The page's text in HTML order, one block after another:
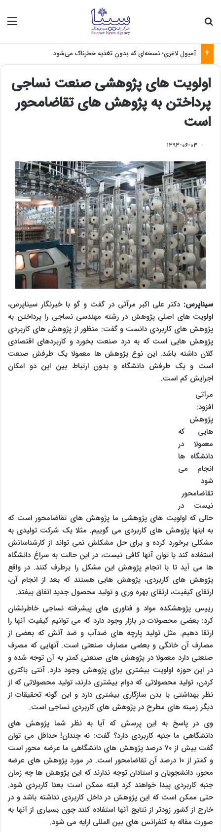
آمپول لاغری؛ نسخه‌ای که بدون تغذیه خطرناک می‌شود
اولویت های پژوهشی صنعت نساجی
پرداختن به پژوهش های تقاضامحور
است
۱۳۹۳-۰۶-۰۳
سیناپرس: دکتر علی اکبر مرآتی در گفت و گو با خبرنگار سیناپرس،
اولویت های اصلی پژوهش در رشته مهندسی نساجی را پرداختن به
پژوهش های کاربردی دانست و گفت: منظور از پژوهش های کاربردی
پژوهش هایی است که به درد صنعت بخورد و کاربردهای اقتصادی
کلان داشته باشد. این نوع پژوهش ها معمولا یک طرفش صنعت
است و یک طرفش دانشگاه و بدون ارتباط بین این دو امکان
اجرایش کم است.
مرآتی
افزود:
پژوهش
هایی که
معمولا در
دانشگاه ها
انجام می
شود
تقاضامحور
نیست در
حالی که اولویت های پژوهشی ما پژوهش های تقاضامحور است که
به اینها پژوهش های کاربردی می گوییم. مثلا یک شرکت تولیدی به
مشکلی برخورد کرده و برای حل مشکلش نمی تواند از کارشناسانش
استفاده کند یا توان آنها کافی نیست، در این حالت به سراغ دانشگاه
ها می آید تا با انجام پژوهش این مشکل را برطرف کنند. در واقع
پژوهش های کاربردی، پژوهش هایی هستند که بعد از انجام آن،
ارتقای کیفیت، ارتقای بهره وری و تولید محصول جدید اتفاق بیفتد.
رییس پژوهشکده مواد و فناوری های پیشرفته نساجی خاطرنشان
کرد: بعضی محصولات در بازار وجود دارد که می توانیم کیفیت آنها را
ارتقا دهیم. مثل تولید پارچه های ضدآب و ضد آتش که بعضی از
مصارف آن خانگی و بعضی مصارف صنعتی است. آنهایی که مصرف
صنعتی دارد معمولا در پژوهش های صنعتی کمتر به آن توجه شده و
در این حوزه اولویت بیشتری برای پژوهش وجود دارد. آنتی باکتری
کردن، تولید محصولاتی که دوام بیشتری دارند، تولید محصولاتی که از
نظر بهداشتی با بدن سازگاری بیشتری دارد و این گونه تحقیقات از
دیگر زمینه های مطرح در پژوهش های کاربردی نساجی است.
وی در پاسخ به این پرسش که آیا به نظر شما پژوهش های
دانشگاهی ما جنبه کاربردی دارد؟ گفت: نه چندان! حداقل می توان
گفت بیش از ۷۰ درصد پژوهش های دانشگاهی ما عرضه محور است
و کمتر از ۱۰ درصد آن تقاضامحور است. در مورد پژوهش های عرضه
محور، دانشجویان و استادان توجه ندارند که این پژوهش ها چه زمان
جنبه کاربردی پیدا خواهند کرد البته ممکن است بعدا کاربردی شود.
حتی ممکن است که این پژوهش در داخل کاربردی نداشته باشد و در
خارج از کشور زودتر از نتایج آنها استفاده کنند چون بسیاری از آنها به
صورت مقاله به کنفرانس های بین المللی ارایه می شود.